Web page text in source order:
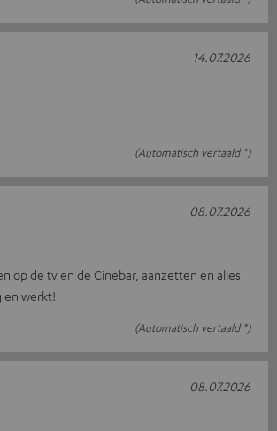
(Automatisch vertaald *)
14.07.2026
op de tv en de Cinebar, aanzetten en alles
en werkt!
(Automatisch vertaald *)
08.07.2026
08.07.2026